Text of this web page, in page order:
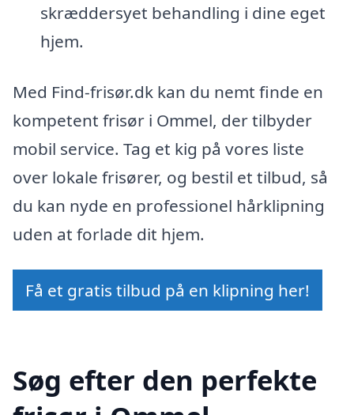
skræddersyet behandling i dine eget
hjem.
Med Find-frisør.dk kan du nemt finde en
kompetent frisør i Ommel, der tilbyder
mobil service. Tag et kig på vores liste
over lokale frisører, og bestil et tilbud, så
du kan nyde en professionel hårklipning
uden at forlade dit hjem.
Få et gratis tilbud på en klipning her!
Søg efter den perfekte